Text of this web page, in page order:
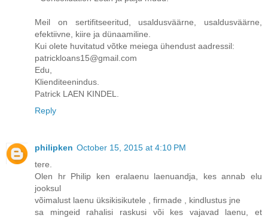
Meil on sertifitseeritud, usaldusväärne, usaldusväärne,
efektiivne, kiire ja dünaamiline.
Kui olete huvitatud võtke meiega ühendust aadressil:
patrickloans15@gmail.com
Edu,
Klienditeenindus.
Patrick LAEN KINDEL.
Reply
philipken October 15, 2015 at 4:10 PM
tere.
Olen hr Philip ken eralaenu laenuandja, kes annab elu
jooksul
võimalust laenu üksikisikutele , firmade , kindlustus jne
sa mingeid rahalisi raskusi või kes vajavad laenu, et